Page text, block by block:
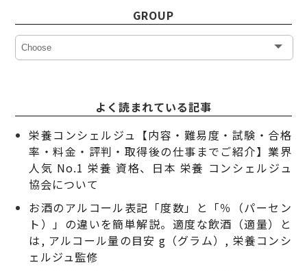
GROUP
よく読まれている記事
栄養コンシェルジュ【内容・難易度・試験・合格
率・料金・評判・取得後の仕事までご紹介】業界
人気 No.1 栄養 資格、日本 栄養 コンシェルジュ
協会について
お酒のアルコール表記「度数」と「％（パーセン
ト）」の違いを簡単解説。適度な飲酒（適量）と
は, アルコール量の目安 g（グラム）, 栄養コンシ
ェルジュ監修